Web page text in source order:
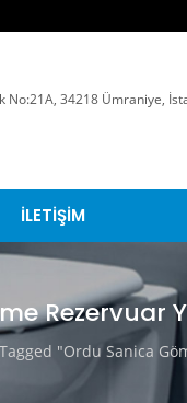
No:21A, 34218 Ümraniye,
İLETİŞİM
Rezervuar
"Ordu Sanica